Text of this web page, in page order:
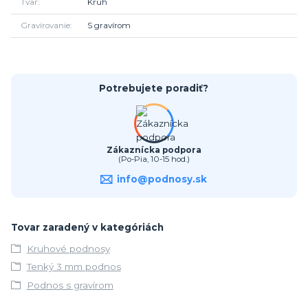
Gravírovanie S gravírom
Potrebujete poradiť?
Zákaznícka podpora
(Po-Pia, 10-15 hod.)
info@podnosy.sk
Tovar zaradený v kategóriách
Kruhové podnosy
Tenký 3 mm podnos
Podnos s gravírom